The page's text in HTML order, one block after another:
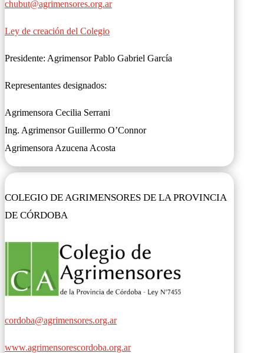
chubut@agrimensores.org.ar
Ley de creación del Colegio
Presidente: Agrimensor Pablo Gabriel García
Representantes designados:
Agrimensora Cecilia Serrani
Ing. Agrimensor Guillermo O’Connor
Agrimensora Azucena Acosta
COLEGIO DE AGRIMENSORES DE LA PROVINCIA
DE CÓRDOBA
cordoba@agrimensores.org.ar
www.agrimensorescordoba.org.ar